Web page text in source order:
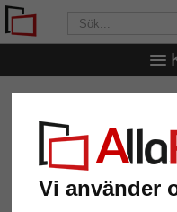
Vi använder
Trikåram
passepartout